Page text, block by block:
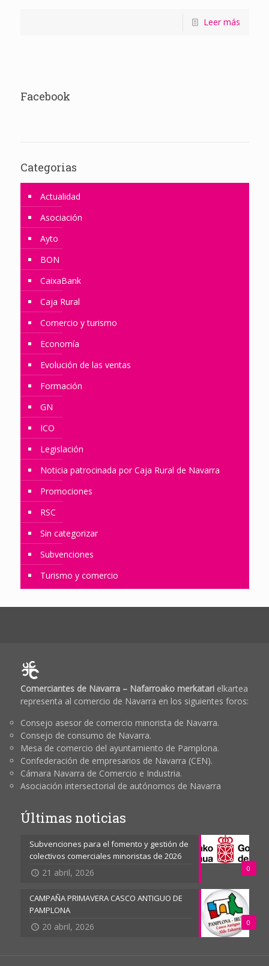
Leer más
Facebook
Categorias
Actualidad
Asociación
Ayto
BON
CaixaBank
Caja Rural
Comercio y turismo
Economía
Evolución de las ventas
Formación
GN
ICO
Legislación
Noticia patrocinada por Caja Rural de Navarra
Promociones
RSC
Sin categorizar
Subvenciones
Turismo y comercio
Comerciantes de Navarra – Nafarroako merkatarielkartea
representa al comercio de Navarra en los siguientes foros:
Consejo asesor de comercio minorista de Navarra.
Consejo de consumo de Navarra.
Mesa de comercio del ayuntamiento de Pamplona.
Confederación de empresarios de Navarra (CEN).
Cámara Navarra de Comercio e Industria.
Asociación intersectorial de autónomos de Navarra
Últimas noticias
0
Subvenciones para el fomento y gestión de
colectivos comerciales minoristas de 2026
21 abril, 2026
0
CAMPAÑA PRIMAVERA CASCO ANTIGUO DE
PAMPLONA
20 abril, 2026